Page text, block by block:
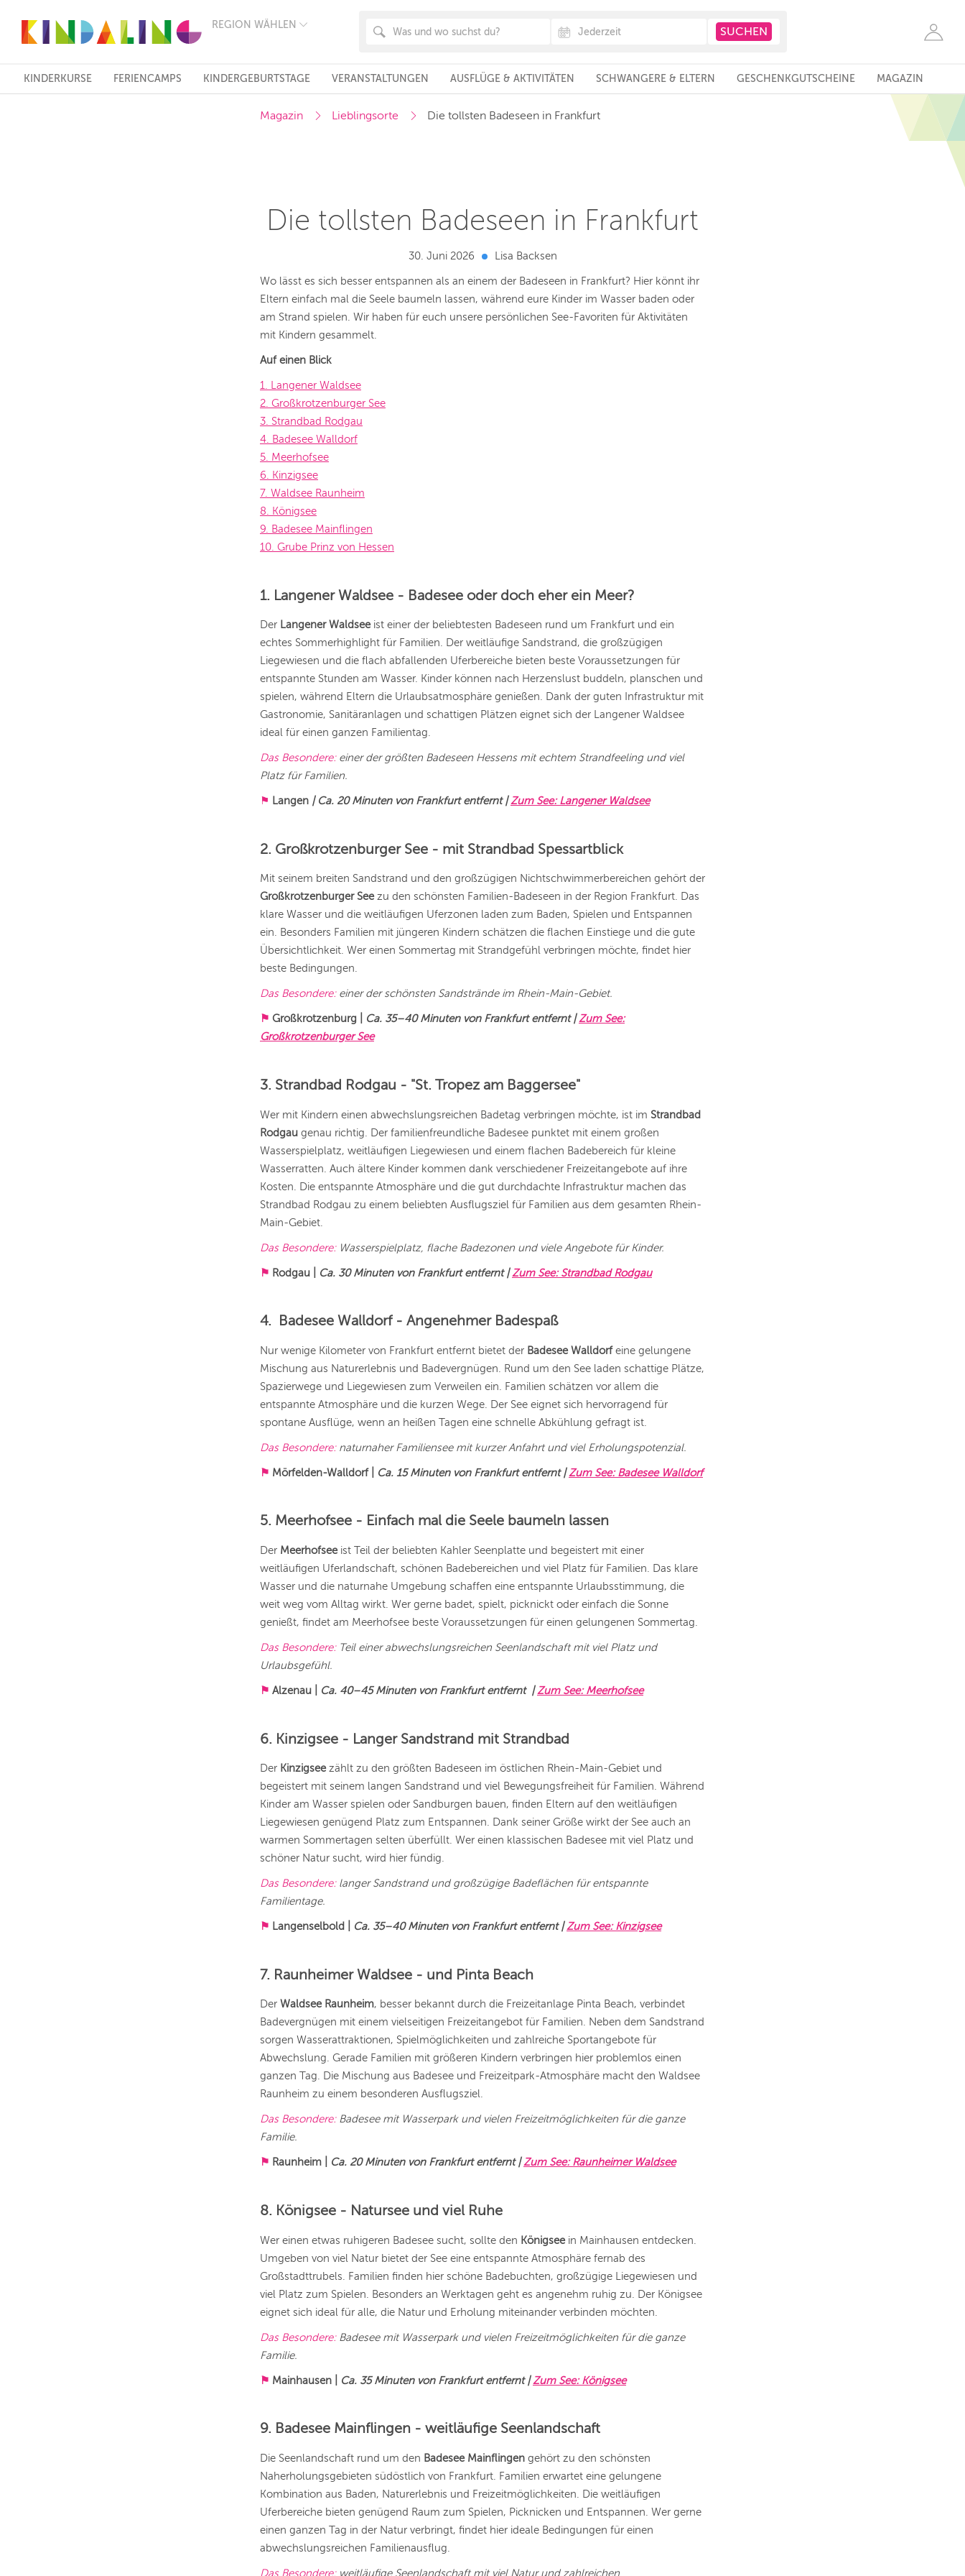
REGION WÄHLEN
FRANKFURT
KÖLN
STUTTGART
KINDERKURSE FERIENCAMPS KINDERGEBURTSTAGE VERANSTALTUNGEN AUSFLÜGE & AKTIVITÄTEN SCHWANGERE & ELTERN GESCHENKGUTSCHEINE MAGAZIN
Magazin Lieblingsorte Die tollsten Badeseen in Frankfurt
Die tollsten Badeseen in Frankfurt
30. Juni 2026 Lisa Backsen
Wo lässt es sich besser entspannen als an einem der Badeseen in Frankfurt? Hier könnt ihr
Eltern einfach mal die Seele baumeln lassen, während eure Kinder im Wasser baden oder
am Strand spielen. Wir haben für euch unsere persönlichen See-Favoriten für Aktivitäten
mit Kindern gesammelt.
Auf einen Blick
1. Langener Waldsee
2. Großkrotzenburger See
3. Strandbad Rodgau
4. Badesee Walldorf
5. Meerhofsee
6. Kinzigsee
7. Waldsee Raunheim
8. Königsee
9. Badesee Mainflingen
10. Grube Prinz von Hessen
1. Langener Waldsee - Badesee oder doch eher ein Meer?
Der Langener Waldseeist einer der beliebtesten Badeseen rund um Frankfurt und ein
echtes Sommerhighlight für Familien. Der weitläufige Sandstrand, die großzügigen
Liegewiesen und die flach abfallenden Uferbereiche bieten beste Voraussetzungen für
entspannte Stunden am Wasser. Kinder können nach Herzenslust buddeln, planschen und
spielen, während Eltern die Urlaubsatmosphäre genießen. Dank der guten Infrastruktur mit
Gastronomie, Sanitäranlagen und schattigen Plätzen eignet sich der Langener Waldsee
ideal für einen ganzen Familientag.
Das Besondere: einer der größten Badeseen Hessens mit echtem Strandfeeling und viel
Platz für Familien.
⚑ Langen | Ca. 20 Minuten von Frankfurt entfernt |Zum See: Langener Waldsee
2. Großkrotzenburger See - mit Strandbad Spessartblick
Mit seinem breiten Sandstrand und den großzügigen Nichtschwimmerbereichen gehört der
Großkrotzenburger Seezu den schönsten Familien-Badeseen in der Region Frankfurt. Das
klare Wasser und die weitläufigen Uferzonen laden zum Baden, Spielen und Entspannen
ein. Besonders Familien mit jüngeren Kindern schätzen die flachen Einstiege und die gute
Übersichtlichkeit. Wer einen Sommertag mit Strandgefühl verbringen möchte, findet hier
beste Bedingungen.
Das Besondere: einer der schönsten Sandstrände im Rhein-Main-Gebiet.
⚑ Großkrotzenburg | Ca. 35–40 Minuten von Frankfurt entfernt |Zum See:
Großkrotzenburger See
3. Strandbad Rodgau - "St. Tropez am Baggersee"
Wer mit Kindern einen abwechslungsreichen Badetag verbringen möchte, ist im Strandbad
Rodgau genau richtig. Der familienfreundliche Badesee punktet mit einem großen
Wasserspielplatz, weitläufigen Liegewiesen und einem flachen Badebereich für kleine
Wasserratten. Auch ältere Kinder kommen dank verschiedener Freizeitangebote auf ihre
Kosten. Die entspannte Atmosphäre und die gut durchdachte Infrastruktur machen das
Strandbad Rodgau zu einem beliebten Ausflugsziel für Familien aus dem gesamten Rhein-
Main-Gebiet.
Das Besondere: Wasserspielplatz, flache Badezonen und viele Angebote für Kinder.
⚑ Rodgau Ca. 30 Minuten von Frankfurt entfernt |Zum See: Strandbad Rodgau
4. Badesee Walldorf - Angenehmer Badespaß
Nur wenige Kilometer von Frankfurt entfernt bietet der Badesee Walldorfeine gelungene
Mischung aus Naturerlebnis und Badevergnügen. Rund um den See laden schattige Plätze,
Spazierwege und Liegewiesen zum Verweilen ein. Familien schätzen vor allem die
entspannte Atmosphäre und die kurzen Wege. Der See eignet sich hervorragend für
spontane Ausflüge, wenn an heißen Tagen eine schnelle Abkühlung gefragt ist.
Das Besondere: naturnaher Familiensee mit kurzer Anfahrt und viel Erholungspotenzial.
⚑ Mörfelden-Walldorf Ca. 15 Minuten von Frankfurt entfernt |Zum See: Badesee Walldorf
5. Meerhofsee - Einfach mal die Seele baumeln lassen
Der Meerhofseeist Teil der beliebten Kahler Seenplatte und begeistert mit einer
weitläufigen Uferlandschaft, schönen Badebereichen und viel Platz für Familien. Das klare
Wasser und die naturnahe Umgebung schaffen eine entspannte Urlaubsstimmung, die
weit weg vom Alltag wirkt. Wer gerne badet, spielt, picknickt oder einfach die Sonne
genießt, findet am Meerhofsee beste Voraussetzungen für einen gelungenen Sommertag.
Das Besondere: Teil einer abwechslungsreichen Seenlandschaft mit viel Platz und
Urlaubsgefühl.
⚑ Alzenau Ca. 40–45 Minuten von Frankfurt entfernt |Zum See: Meerhofsee
6. Kinzigsee - Langer Sandstrand mit Strandbad
Der Kinzigseezählt zu den größten Badeseen im östlichen Rhein-Main-Gebiet und
begeistert mit seinem langen Sandstrand und viel Bewegungsfreiheit für Familien. Während
Kinder am Wasser spielen oder Sandburgen bauen, finden Eltern auf den weitläufigen
Liegewiesen genügend Platz zum Entspannen. Dank seiner Größe wirkt der See auch an
warmen Sommertagen selten überfüllt. Wer einen klassischen Badesee mit viel Platz und
schöner Natur sucht, wird hier fündig.
Das Besondere: langer Sandstrand und großzügige Badeflächen für entspannte
Familientage.
⚑ Langenselbold Ca. 35–40 Minuten von Frankfurt entfernt |Zum See: Kinzigsee
7. Raunheimer Waldsee - und Pinta Beach
Der Waldsee Raunheim, besser bekannt durch die Freizeitanlage Pinta Beach, verbindet
Badevergnügen mit einem vielseitigen Freizeitangebot für Familien. Neben dem Sandstrand
sorgen Wasserattraktionen, Spielmöglichkeiten und zahlreiche Sportangebote für
Abwechslung. Gerade Familien mit größeren Kindern verbringen hier problemlos einen
ganzen Tag. Die Mischung aus Badesee und Freizeitpark-Atmosphäre macht den Waldsee
Raunheim zu einem besonderen Ausflugsziel.
Das Besondere: Badesee mit Wasserpark und vielen Freizeitmöglichkeiten für die ganze
Familie.
⚑ Raunheim Ca. 20 Minuten von Frankfurt entfernt |Zum See: Raunheimer Waldsee
8. Königsee - Natursee und viel Ruhe
Wer einen etwas ruhigeren Badesee sucht, sollte den Königseein Mainhausen entdecken.
Umgeben von viel Natur bietet der See eine entspannte Atmosphäre fernab des
Großstadttrubels. Familien finden hier schöne Badebuchten, großzügige Liegewiesen und
viel Platz zum Spielen. Besonders an Werktagen geht es angenehm ruhig zu. Der Königsee
eignet sich ideal für alle, die Natur und Erholung miteinander verbinden möchten.
Das Besondere: Badesee mit Wasserpark und vielen Freizeitmöglichkeiten für die ganze
Familie.
⚑ Mainhausen Ca. 35 Minuten von Frankfurt entfernt |Zum See: Königsee
9. Badesee Mainflingen - weitläufige Seenlandschaft
Die Seenlandschaft rund um den Badesee Mainflingen gehört zu den schönsten
Naherholungsgebieten südöstlich von Frankfurt. Familien erwartet eine gelungene
Kombination aus Baden, Naturerlebnis und Freizeitmöglichkeiten. Die weitläufigen
Uferbereiche bieten genügend Raum zum Spielen, Picknicken und Entspannen. Wer gerne
einen ganzen Tag in der Natur verbringt, findet hier ideale Bedingungen für einen
abwechslungsreichen Familienausflug.
Das Besondere: weitläufige Seenlandschaft mit viel Natur und zahlreichen